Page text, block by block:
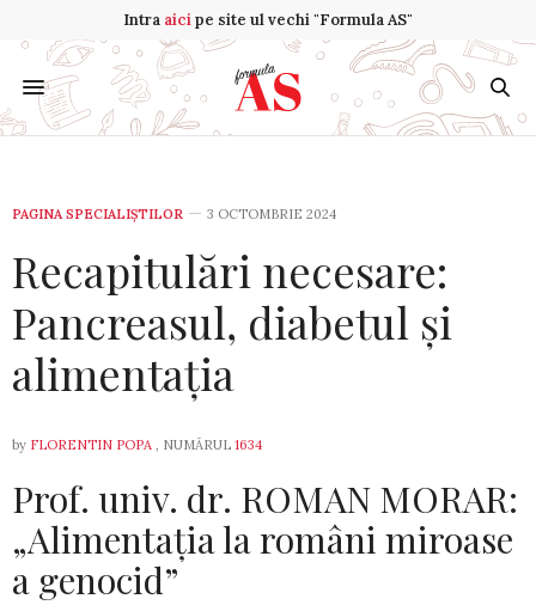
Intra aicipe site ul vechi "Formula AS"
PAGINA SPECIALIȘTILOR 3 OCTOMBRIE 2024
Recapitulări necesare:
Pancreasul, diabetul și
alimentația
by FLORENTIN POPA , NUMĂRUL 1634
Prof. univ. dr. ROMAN MORAR:
„Alimentația la români miroase
a genocid”